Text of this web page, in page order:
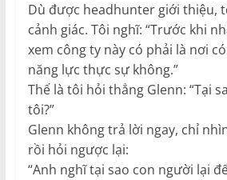
Dù được headhunter giới thiệu,
cảnh giác. Tôi nghĩ: “Trước khi
xem công ty này có phải là nơi
năng lực thực sự không.”
Thế là tôi hỏi thẳng Glenn: “Tại
tôi?”
Glenn không trả lời ngay, chỉ
rồi hỏi ngược lại:
“Anh nghĩ tại sao con người lại